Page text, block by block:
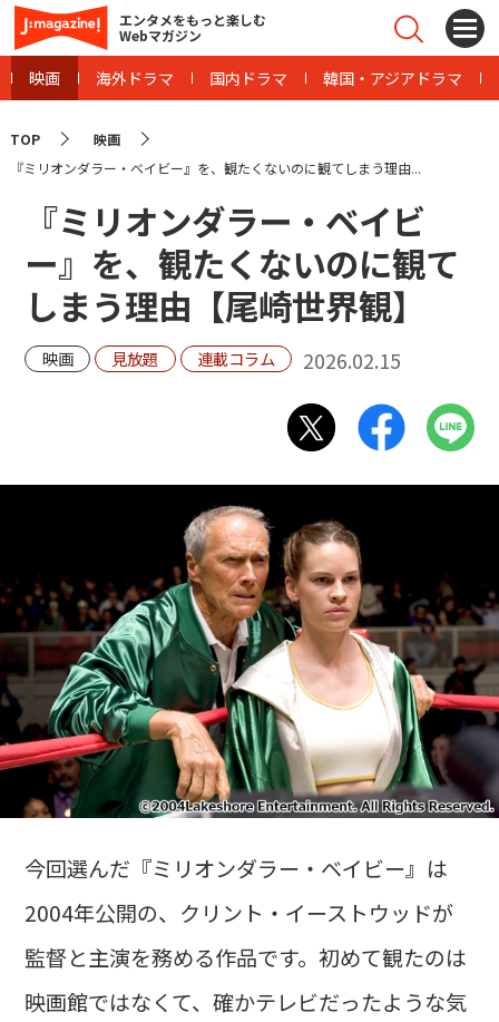
エンタメをもっと楽しむ
Webマガジン
映画 海外ドラマ 国内ドラマ 韓国・アジアドラマ
TOP
映画
『ミリオンダラー・ベイビー』を、観たくないのに観てしまう理由...
『ミリオンダラー・ベイビ
ー』を、観たくないのに観て
しまう理由【尾崎世界観】
映画 見放題 連載コラム 2026.02.15
今回選んだ『ミリオンダラー・ベイビー』は
2004年公開の、クリント・イーストウッドが
監督と主演を務める作品です。初めて観たのは
映画館ではなくて、確かテレビだったような気